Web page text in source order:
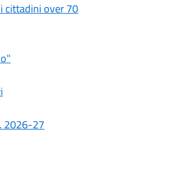
cittadini over 70
2026-27